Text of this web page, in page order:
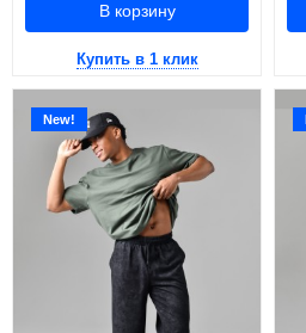
В корзину
Купить в 1 клик
New!